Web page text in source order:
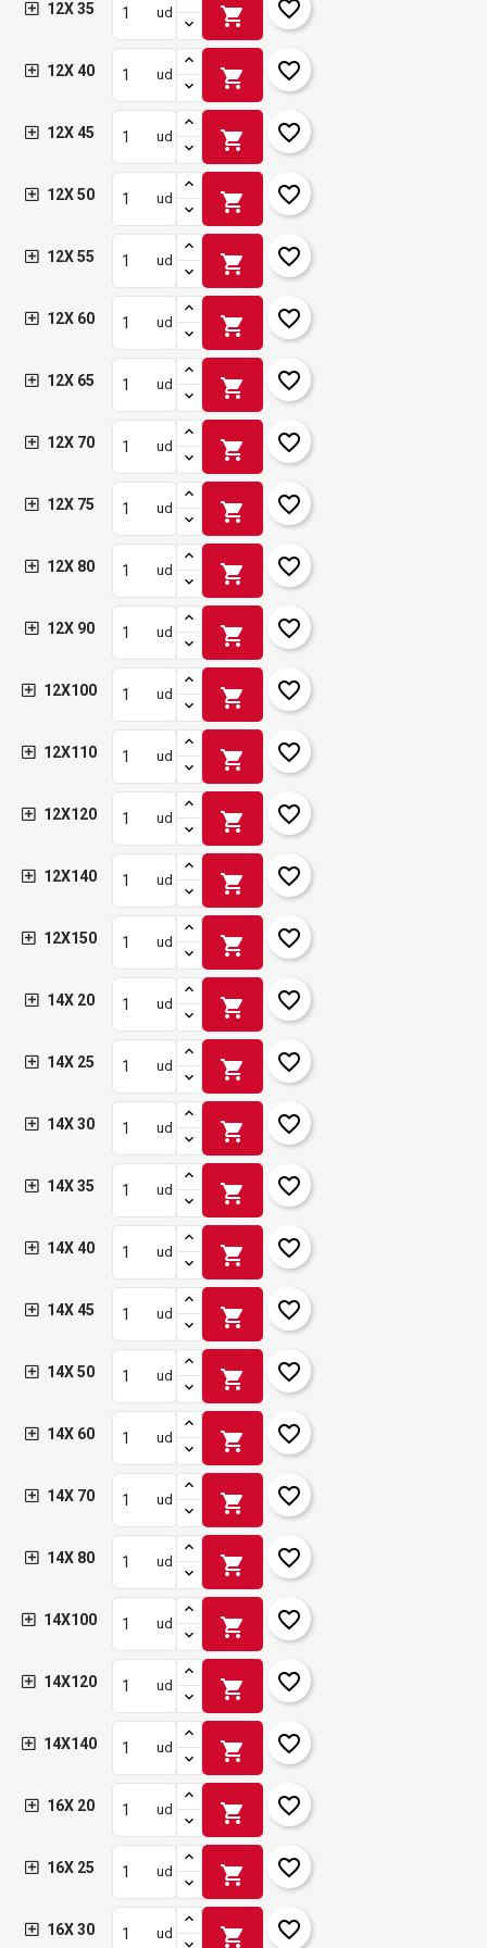
12X 35 ud shopping_cart favorite_border
12X 40 ud shopping_cart favorite_border
12X 45 ud shopping_cart favorite_border
12X 50 ud shopping_cart favorite_border
12X 55 ud shopping_cart favorite_border
12X 60 ud shopping_cart favorite_border
12X 65 ud shopping_cart favorite_border
12X 70 ud shopping_cart favorite_border
12X 75 ud shopping_cart favorite_border
12X 80 ud shopping_cart favorite_border
12X 90 ud shopping_cart favorite_border
12X100 ud shopping_cart favorite_border
12X110 ud shopping_cart favorite_border
12X120 ud shopping_cart favorite_border
12X140 ud shopping_cart favorite_border
12X150 ud shopping_cart favorite_border
14X 20 ud shopping_cart favorite_border
14X 25 ud shopping_cart favorite_border
14X 30 ud shopping_cart favorite_border
14X 35 ud shopping_cart favorite_border
14X 40 ud shopping_cart favorite_border
14X 45 ud shopping_cart favorite_border
14X 50 ud shopping_cart favorite_border
14X 60 ud shopping_cart favorite_border
14X 70 ud shopping_cart favorite_border
14X 80 ud shopping_cart favorite_border
14X100 ud shopping_cart favorite_border
14X120 ud shopping_cart favorite_border
14X140 ud shopping_cart favorite_border
16X 20 ud shopping_cart favorite_border
16X 25 ud shopping_cart favorite_border
16X 30 ud shopping_cart favorite_border